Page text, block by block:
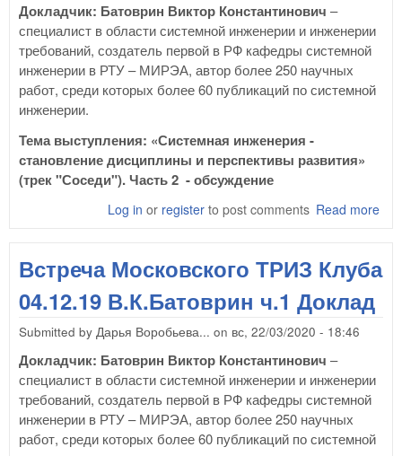
Докладчик: Батоврин Виктор Константинович –
специалист в области системной инженерии и инженерии
требований, создатель первой в РФ кафедры системной
инженерии в РТУ – МИРЭА, автор более 250 научных
работ, среди которых более 60 публикаций по системной
инженерии.
Тема выступления: «Системная инженерия -
становление дисциплины и перспективы развития»
(трек "Соседи"). Часть 2 - обсуждение
Read more
Log in or register to post comments
Встреча Московского ТРИЗ Клуба
04.12.19 В.К.Батоврин ч.1 Доклад
Submitted by Дарья Воробьева... on вс, 22/03/2020 - 18:46
Докладчик: Батоврин Виктор Константинович –
специалист в области системной инженерии и инженерии
требований, создатель первой в РФ кафедры системной
инженерии в РТУ – МИРЭА, автор более 250 научных
работ, среди которых более 60 публикаций по системной